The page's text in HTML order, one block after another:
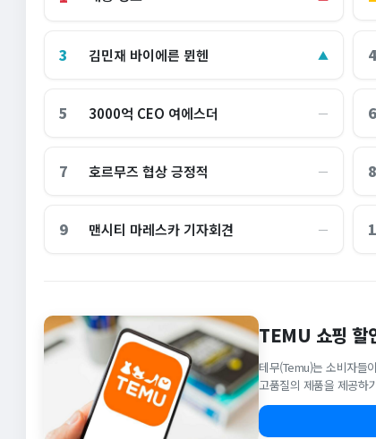
3 김민재 바이에른 뮌헨 ▲ 4
5 3000억 CEO 여에스더 ― 6
7 호르무즈 협상 긍정적 ― 8
9 맨시티 마레스카 기자회견 ―
TEMU 쇼핑 할
테무(Temu)는 소비자들
고품질의 제품을 제공하